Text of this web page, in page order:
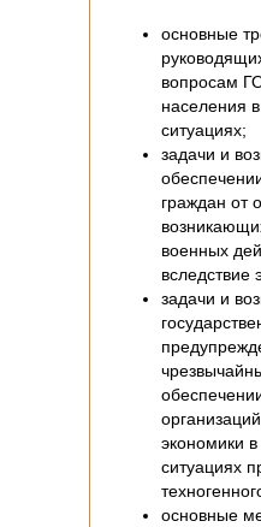
основные
вопросам
населения
ситуациях;
задачи и
граждан от
военных
вследствие
задачи и
экономики
ситуациях
основные